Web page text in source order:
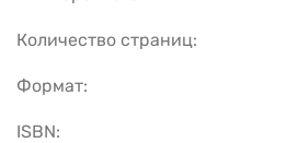
Количество страниц:
Формат:
ISBN: